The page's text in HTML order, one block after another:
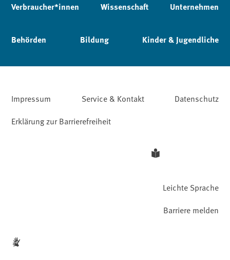
Verbraucher*innen Wissenschaft Unternehmen
Behörden Bildung Kinder & Jugendliche
Impressum Service & Kontakt
Datenschutz
Erklärung zur Barrierefreiheit
Leichte Sprache
Barriere melden